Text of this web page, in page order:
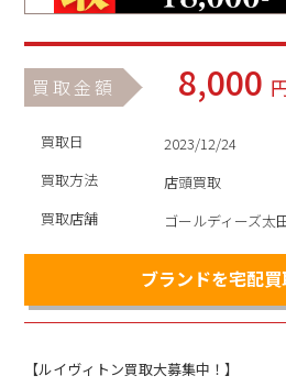
買取金額 8,000
買取日
2023/12/24
買取方法
店頭買取
買取店舗
ゴールディーズ太
ブランドを宅配
【ルイヴィトン買取大募集中！】